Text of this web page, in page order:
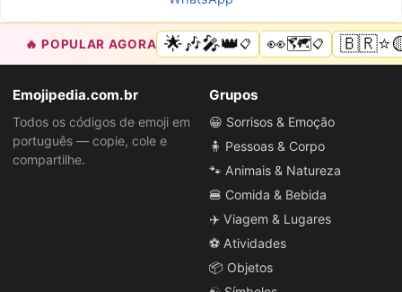
🔥 POPULAR AGORA 🌟🎶🎤👑📋 👀🗺️📋
Emojipedia.com.br
Todos os códigos de emoji em
português — copie, cole e
compartilhe.
Grupos
😀 Sorrisos & Emoção
🧍 Pessoas & Corpo
🐾 Animais & Natureza
🍔 Comida & Bebida
✈️ Viagem & Lugares
⚽ Atividades
📦 Objetos